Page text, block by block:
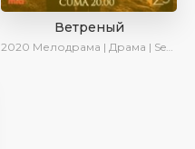
Ветреный
2020 Мелодрама | Драма | SesDizi | Ирина Котова | AveTurk